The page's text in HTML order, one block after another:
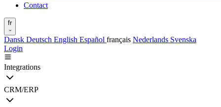
Contact
fr
Dansk Deutsch English Español français Nederlands Svenska
Login
Integrations
CRM/ERP